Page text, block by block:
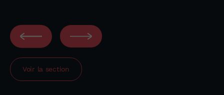
Voir la section